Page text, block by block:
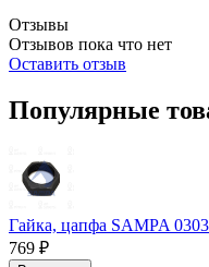
Отзывы
Отзывов пока что нет
Оставить отзыв
Популярные
Гайка, цапфа SAMPA
769 ₽